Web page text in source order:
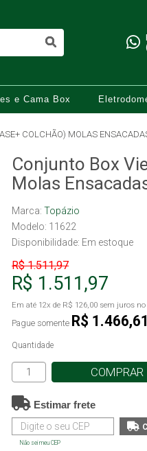
e Cama Box
COLCHÃO) MOLAS
Conjunto Box
Molas
Marca: Topázio
Modelo: 11622
Disponibilidade: Em estoque
R$ 1.511,97
R$ 1.511,97
Em até 12x de R$ 126,00 sem juros
Pague somente R$ 1.466,61
Quantidade
COMPRAR
Estimar frete
Não sei meu CEP